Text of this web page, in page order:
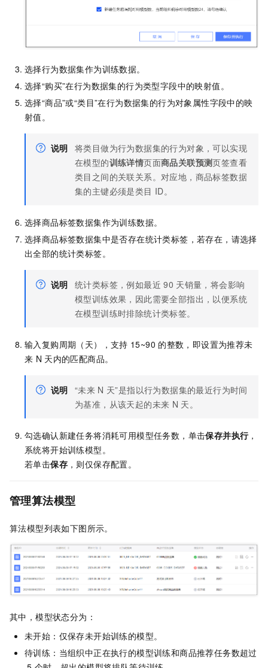
选择行为数据集作为训练数据。
选择“购买”在行为数据集的行为类型字段中的映射值。
选择“商品”或“类目”在行为数据集的行为对象属性字段中的映
射值。
说明 将类目做为行为数据集的行为对象，可以实现
在模型的训练详情页面商品关联预测页签查看
类目之间的关联关系。对应地，商品标签数据
集的主键必须是类目 ID。
选择商品标签数据集作为训练数据。
选择商品标签数据集中是否存在统计类标签，若存在，请选择
出全部的统计类标签。
说明 统计类标签，例如最近 90 天销量，将会影响
模型训练效果，因此需要全部指出，以便系统
在模型训练时排除统计类标签。
输入复购周期（天），支持 15~90 的整数，即设置为推荐未
来 N 天内的匹配商品。
说明 “未来 N 天”是指以行为数据集的最近行为时间
为基准，从该天起的未来 N 天。
勾选确认新建任务将消耗可用模型任务数， 单击保存并执行，
系统将开始训练模型。
若单击保存 ，则仅保存配置。
管理算法模型
算法模型列表如下图所示。
其中，模型状态分为：
未开始：仅保存未开始训练的模型。
待训练：当组织中正在执行的模型训练和商品推荐任务数超过